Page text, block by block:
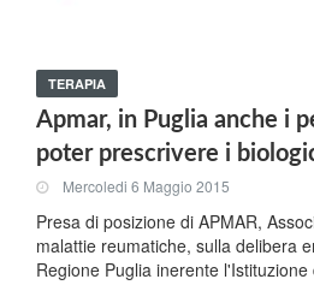
TERAPIA
Apmar, in Puglia anche i
poter prescrivere i
Mercoledi 6 Maggio 2015
Presa di posizione di APMAR,
malattie reumatiche, sulla delibera
Regione Puglia inerente